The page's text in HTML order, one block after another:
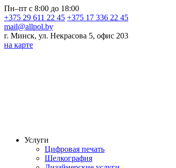
Пн–пт с 8:00 до 18:00
+375 29 611 22 45 +375 17 336 22 45
mail@allpol.by
г. Минск, ул. Некрасова 5, офис 203
на карте
Услуги
Цифровая печать
Шелкография